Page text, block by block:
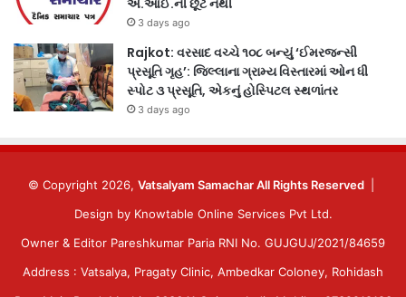
3 days ago
Rajkot: વરસાદ વચ્ચે ૧૦૮ બન્યું ‘ઈમરજન્સી
પ્રસૂતિ ગૃહ’: જિલ્લાના ગ્રામ્ય વિસ્તારમાં ઓન ધી
સ્પોટ ૩ પ્રસૂતિ, એકનું હોસ્પિટલ સ્થળાંતર
3 days ago
© Copyright 2026, Vatsalyam Samachar All Rights Reserved
Design by Knowtable Online Services Pvt Ltd.
Owner & Editor Pareshkumar Paria RNI No. GUJGUJ/2021/84659
Address : Vatsalya, Pragaty Clinic, Ambedkar Coloney, Rohidash